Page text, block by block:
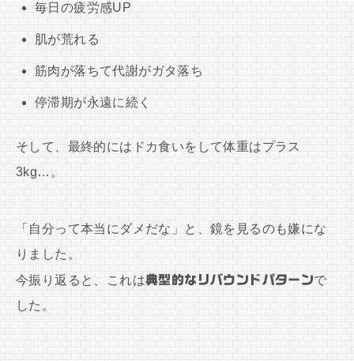
毎日の疲労感UP
肌が荒れる
筋肉が落ちて代謝がガタ落ち
停滞期が永遠に続く
そして、最終的にはドカ食いをして体重はプラス
3kg…。
「自分って本当にダメだな」と、鏡を見るのも嫌にな
りました。
今振り返ると、これは典型的なリバウンドパターンで
した。